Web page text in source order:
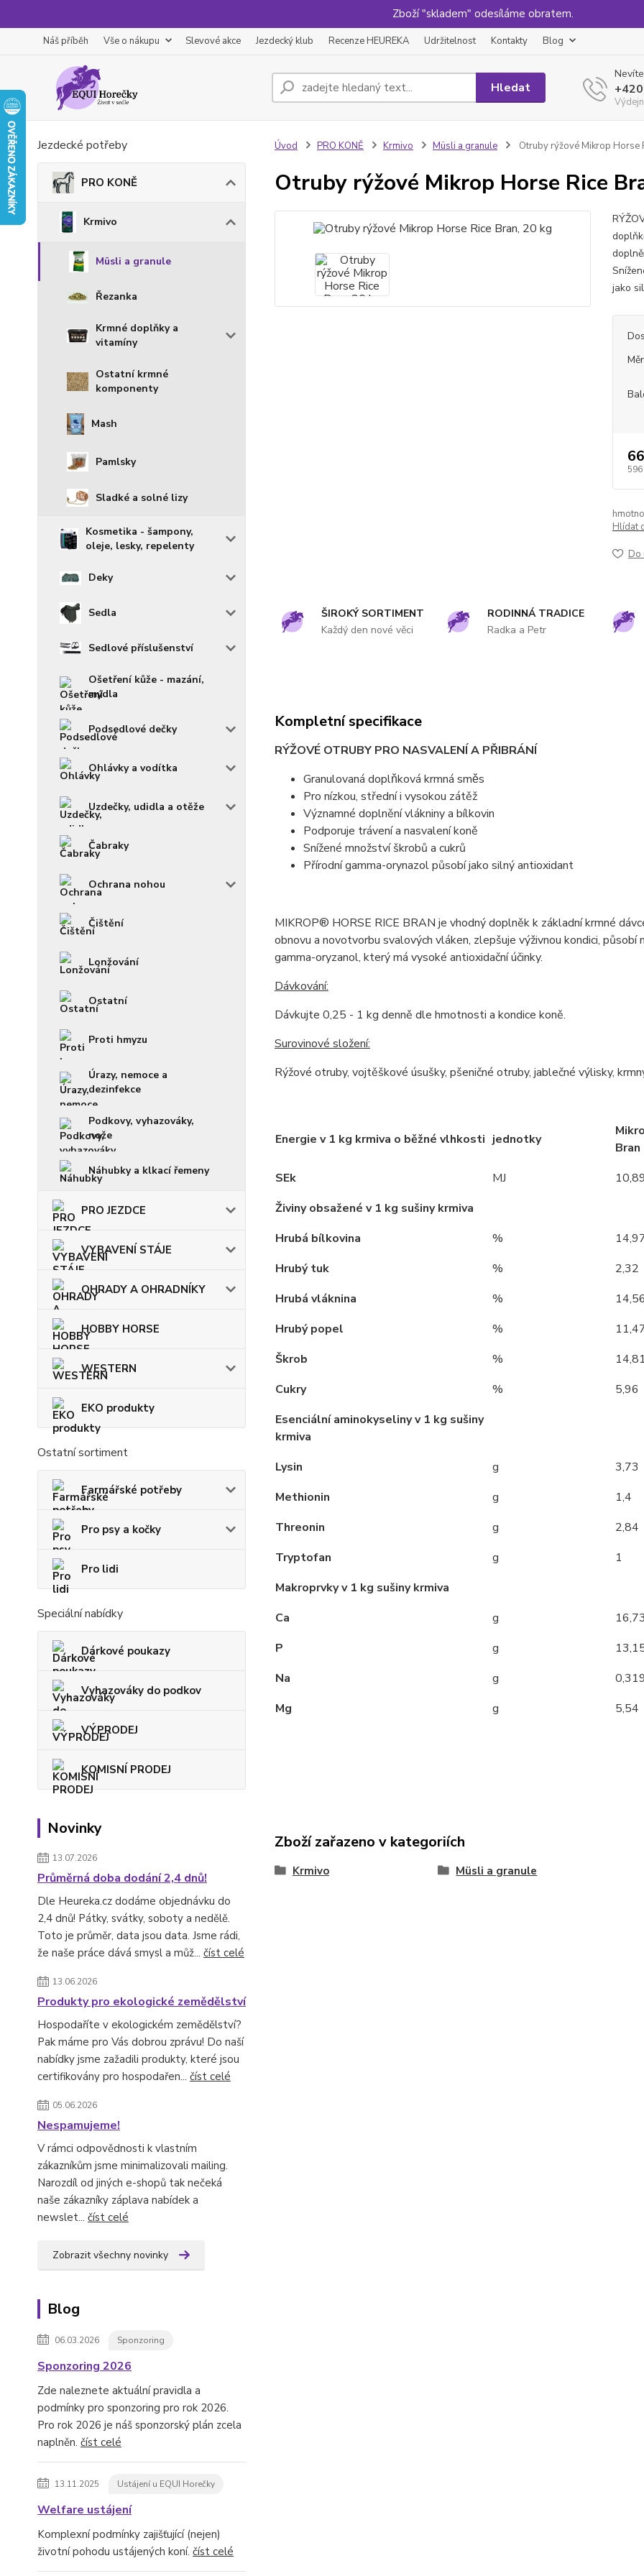
Zboží "skladem" odesíláme obratem.
Náš příběh Vše o nákupu Slevové akce Jezdecký klub Recenze HEUREKA Udržitelnost Kontakty Blog
Hledat
Jezdecké potřeby
PRO KONĚ
Krmivo
Müsli a granule
Řezanka
Krmné doplňky a
vitamíny
Ostatní krmné
komponenty
Mash
Pamlsky
Sladké a solné lizy
Kosmetika - šampony,
oleje, lesky, repelenty
Deky
Sedla
Sedlové příslušenství
Ošetření kůže - mazání,
mýdla
Podsedlové dečky
Ohlávky a vodítka
Uzdečky, udidla a otěže
Čabraky
Ochrana nohou
Čištění
Lonžování
Ostatní
Proti hmyzu
Úrazy, nemoce a
dezinfekce
Podkovy, vyhazováky,
nože
Náhubky a klkací řemeny
PRO JEZDCE
VYBAVENÍ STÁJE
OHRADY A OHRADNÍKY
HOBBY HORSE
WESTERN
EKO produkty
Ostatní sortiment
Farmářské potřeby
Pro psy a kočky
Pro lidi
Speciální nabídky
Dárkové poukazy
Vyhazováky do podkov
VÝPRODEJ
KOMISNÍ PRODEJ
Novinky
13.07.2026
Průměrná doba dodání 2,4 dnů!
Dle Heureka.cz dodáme objednávku do
2,4 dnů! Pátky, svátky, soboty a nedělě.
Toto je průměr, data jsou data. Jsme rádi,
že naše práce dává smysl a můž... číst celé
13.06.2026
Produkty pro ekologické zemědělství
Hospodaříte v ekologickém zemědělství?
Pak máme pro Vás dobrou zprávu! Do naší
nabídky jsme zažadili produkty, které jsou
certifikovány pro hospodařen... číst celé
05.06.2026
Nespamujeme!
V rámci odpovědnosti k vlastním
zákazníkům jsme minimalizovali mailing.
Narozdíl od jiných e-shopů tak nečeká
naše zákazníky záplava nabídek a
newslet... číst celé
Zobrazit všechny novinky
Blog
06.03.2026 Sponzoring
Sponzoring 2026
Zde naleznete aktuální pravidla a
podmínky pro sponzoring pro rok 2026.
Pro rok 2026 je náš sponzorský plán zcela
naplněn. číst celé
13.11.2025 Ustájení u EQUI Horečky
Welfare ustájení
Komplexní podmínky zajišťující (nejen)
životní pohodu ustájených koní. číst celé
Úvod PRO KONĚ Krmivo Müsli a granule Otruby rýžové Mikrop Horse
Otruby rýžové Mikrop Horse Rice
jako
596
Hlídat
Do
ŠIROKÝ SORTIMENT
Každý den nové věci
RODINNÁ TRADICE
Radka a Petr
Kompletní specifikace
RÝŽOVÉ OTRUBY PRO NASVALENÍ A PŘIBRÁNÍ
Granulovaná doplňková krmná směs
Pro nízkou, střední i vysokou zátěž
Významné doplnění vlákniny a bílkovin
Podporuje trávení a nasvalení koně
Snížené množství škrobů a cukrů
Přírodní gamma-orynazol působí jako silný antioxidant
MIKROP® HORSE RICE BRAN je vhodný doplněk k základní krmné
obnovu a novotvorbu svalových vláken, zlepšuje výživnou kondici,
gamma-oryzanol, který má vysoké antioxidační účinky.
Dávkování:
Dávkujte 0,25 - 1 kg denně dle hmotnosti a kondice koně.
Surovinové složení:
Rýžové otruby, vojtěškové úsušky, pšeničné otruby, jablečné výlisky,
Energie v 1 kg krmiva o běžné vlhkosti jednotky
Bran
SEk
MJ
10,89
Živiny obsažené v 1 kg sušiny krmiva
Hrubá bílkovina
%
Hrubý tuk
%
2,32
Hrubá vláknina
%
14,56
Hrubý popel
%
Škrob
%
14,81
Cukry
%
5,96
Esenciální aminokyseliny v 1 kg sušiny
krmiva
Lysin
g
3,73
Methionin
g
1,4
Threonin
g
2,84
Tryptofan
g
1
Makroprvky v 1 kg sušiny krmiva
Ca
g
16,73
P
g
Na
g
0,319
Mg
g 5,54
Zboží zařazeno v kategoriích
Krmivo Müsli a granule